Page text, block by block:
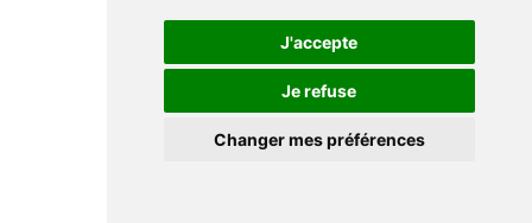
J'accepte
Je refuse
Changer mes préférences